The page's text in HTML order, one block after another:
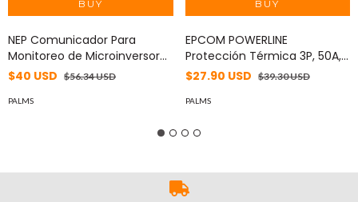
NEP Comunicador Para
Monitoreo de Microinversores
MOD: BDG-256
$40 USD $56.34 USD
PALMS
EPCOM POWERLINE
Protección Térmica 3P, 50A,
Corriente Alterna 690 V CA
$27.90 USD $39.30 USD
PALMS